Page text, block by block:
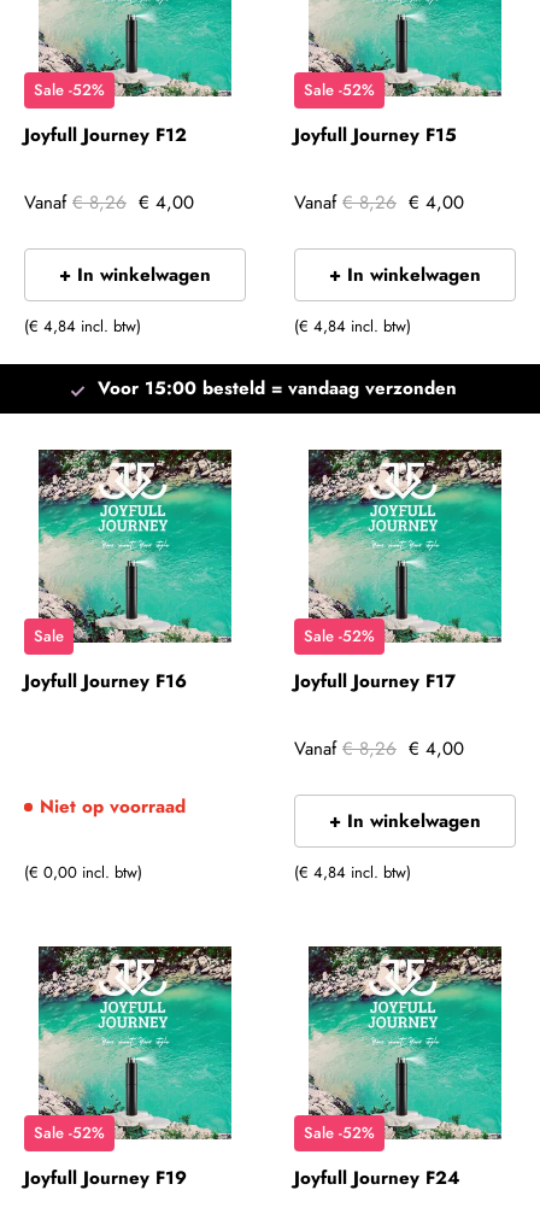
Sale -52%
Joyfull Journey F12
Vanaf € 8,26 € 4,00
+ In winkelwagen
(€ 4,84 incl. btw)
Sale -52%
Joyfull Journey F15
Vanaf € 8,26 € 4,00
+ In winkelwagen
(€ 4,84 incl. btw)
Voor 15:00 besteld = vandaag verzonden
Sale
Joyfull Journey F16
Niet op voorraad
(€ 0,00 incl. btw)
Sale -52%
Joyfull Journey F17
Vanaf € 8,26 € 4,00
+ In winkelwagen
(€ 4,84 incl. btw)
Sale -52%
Joyfull Journey F19
Sale -52%
Joyfull Journey F24